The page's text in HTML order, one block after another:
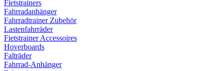
Fietstrainers
Fahrradanhänger
Fahrradtrainer Zubehör
Lastenfahrräder
Fietstrainer Accessoires
Hoverboards
Falträder
Fahrrad-Anhänger